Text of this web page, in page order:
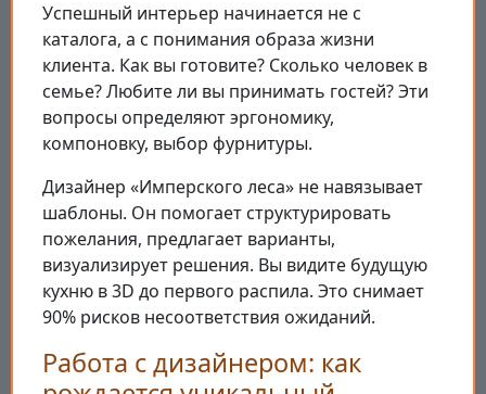
Успешный интерьер начинается не с
каталога, а с понимания образа жизни
клиента. Как вы готовите? Сколько человек в
семье? Любите ли вы принимать гостей? Эти
вопросы определяют эргономику,
компоновку, выбор фурнитуры.
Дизайнер «Имперского леса» не навязывает
шаблоны. Он помогает структурировать
пожелания, предлагает варианты,
визуализирует решения. Вы видите будущую
кухню в 3D до первого распила. Это снимает
90% рисков несоответствия ожиданий.
Работа с дизайнером: как